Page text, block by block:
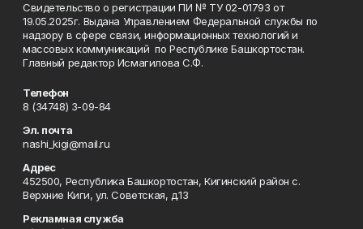
Свидетельство о регистрации ПИ № ТУ 02-01793 от
19.05.2025г. Выдана Управлением Федеральной службы по
надзору в сфере связи, информационных технологий и
массовых коммуникаций по Республике Башкортостан.
Главный редактор Исмагилова С.Ф.
Телефон
8 (34748) 3-09-84
Эл. почта
nashi_kigi@mail.ru
Адрес
452500, Республика Башкортостан, Кигинский район с.
Верхние Киги, ул. Советская, д.13
Рекламная служба